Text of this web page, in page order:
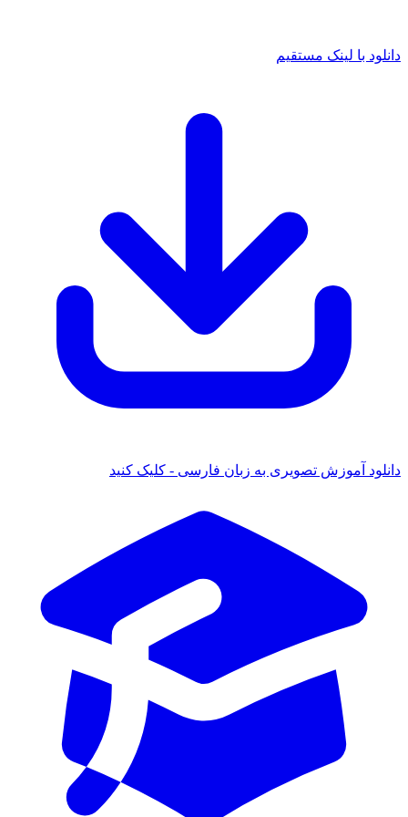
با لینک مستقیم
آموزش تصویری به زبان فارسی - کلیک کنید